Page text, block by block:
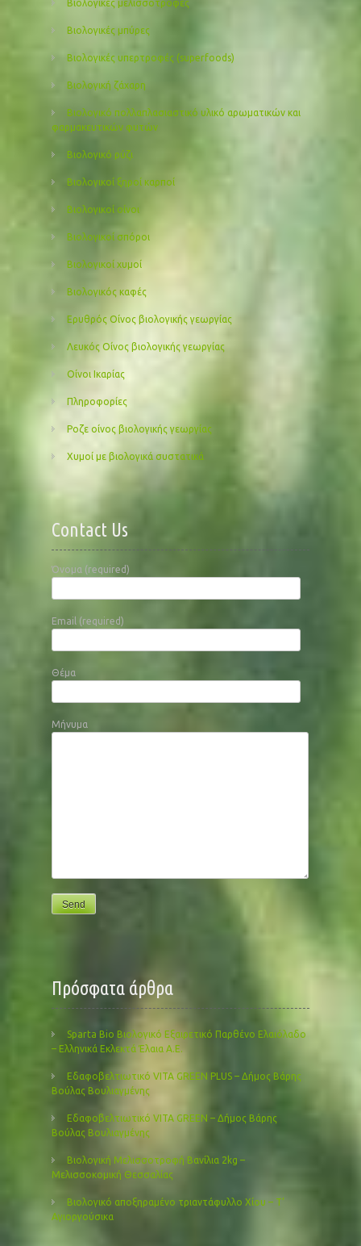
Βιολογικές μελισσοτροφές
Βιολογικές μπύρες
Βιολογικές υπερτροφές (superfoods)
Βιολογική ζάχαρη
Βιολογικό πολλαπλασιαστικό υλικό αρωματικών και
φαρμακευτικών φυτών
Βιολογικό ρύζι
Βιολογικοί ξηροί καρποί
Βιολογικοί οίνοι
Βιολογικοί σπόροι
Βιολογικοί χυμοί
Βιολογικός καφές
Ερυθρός Οίνος βιολογικής γεωργίας
Λευκός Οίνος βιολογικής γεωργίας
Οίνοι Ικαρίας
Πληροφορίες
Ροζε οίνος βιολογικής γεωργίας
Χυμοί με βιολογικά συστατικά
Contact Us
Όνομα (required)
Email (required)
Θέμα
Μήνυμα
Πρόσφατα άρθρα
Sparta Bio Βιολογικό Εξαιρετικό Παρθένο Ελαιόλαδο
– Ελληνικά Εκλεκτά Έλαια Α.Ε.
Εδαφοβελτιωτικό VITA GREEN PLUS – Δήμος Βάρης
Βούλας Βουλιαγμένης
Εδαφοβελτιωτικό VITA GREEN – Δήμος Βάρης
Βούλας Βουλιαγμένης
Βιολογική Μελισσοτροφή Βανίλια 2kg –
Μελισσοκομική Θεσσαλίας
Βιολογικό αποξηραμένο τριαντάφυλλο Χίου – Τ’
Αγιοργούσικα